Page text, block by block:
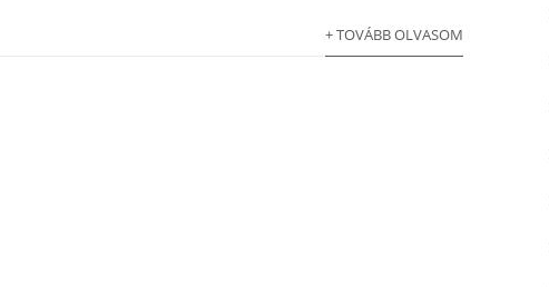
+ TOVÁBB OLVASOM